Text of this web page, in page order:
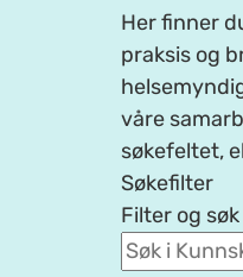
Her finner
praksis og
våre
søkefeltet,
Søkefilter
Filter og søk